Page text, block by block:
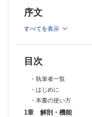
序文
すべてを表示
目次
・執筆者一覧
・はじめに
・本書の使い方
1章 解剖・機能